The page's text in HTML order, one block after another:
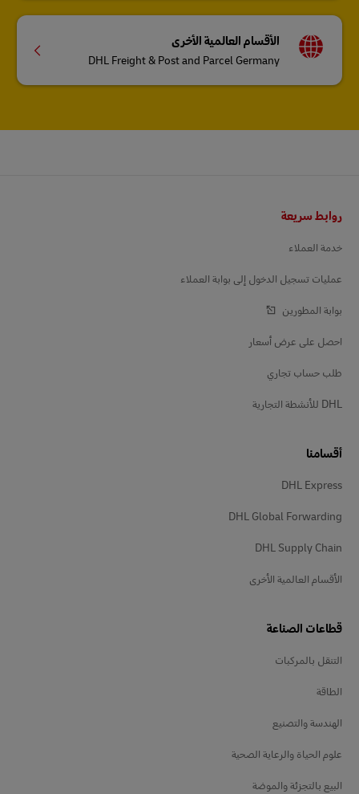
الأقسام العالمية الأخرى
DHL Freight & Post and Parcel Germany
روابط سريعة
خدمة العملاء
عمليات تسجيل الدخول إلى بوابة العملاء
بوابة المطورين
احصل على عرض أسعار
طلب حساب تجاري
DHL للأنشطة التجارية
أقسامنا
DHL Express
DHL Global Forwarding
DHL Supply Chain
الأقسام العالمية الأخرى
قطاعات الصناعة
التنقل بالمركبات
الطاقة
الهندسة والتصنيع
علوم الحياة والرعاية الصحية
البيع بالتجزئة والموضة